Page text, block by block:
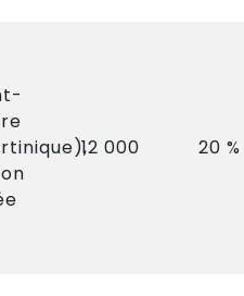
12 000 20 %